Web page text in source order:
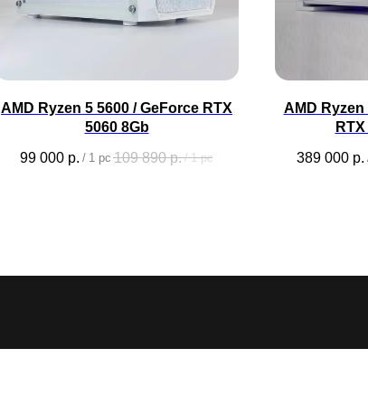
AMD Ryzen 5 5600 / GeForce RTX
5060 8Gb
99 000 р. / 1 pc 109 890 р. / 1 pc
AMD Ryzen
389 000 р.